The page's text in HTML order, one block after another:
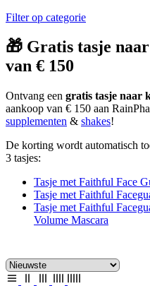
Filter op categorie
🎁 Gratis tasje
van € 150
Ontvang een gratis tasje naar
aankoop van € 150 aan
supplementen & shakes!
De korting wordt automatisch
3 tasjes:
Tasje met Faithful Face
Tasje met Faithful
Tasje met Faithful
Volume Mascara